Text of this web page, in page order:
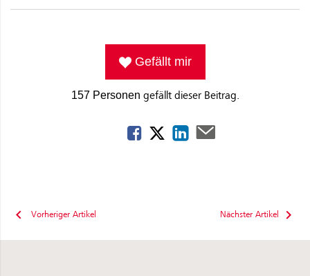
Gefällt mir
157 Personen gefällt dieser Beitrag.
Vorheriger Artikel Nächster Artikel